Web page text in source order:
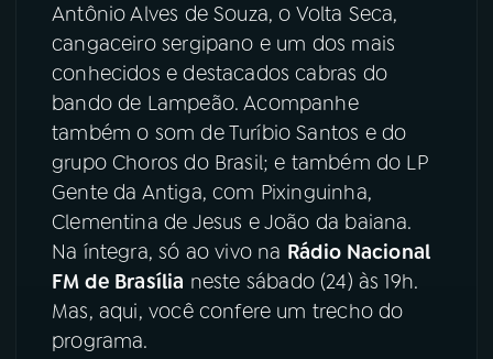
PODCASTS
06VIDEOCASTS
08FESTIVAL DE MÚSICA
ACOMPANHE A RÁDIO NACIONAL
Antônio Alves de Souza, o Volta Seca,
cangaceiro sergipano e um dos mais
conhecidos e destacados cabras do
bando de Lampeão. Acompanhe
também o som de Turíbio Santos e do
grupo Choros do Brasil; e também do LP
Gente da Antiga, com Pixinguinha,
Clementina de Jesus e João da baiana.
Na íntegra, só ao vivo na Rádio Nacional
FM de Brasília neste sábado (24) às 19h.
Mas, aqui, você confere um trecho do
programa.